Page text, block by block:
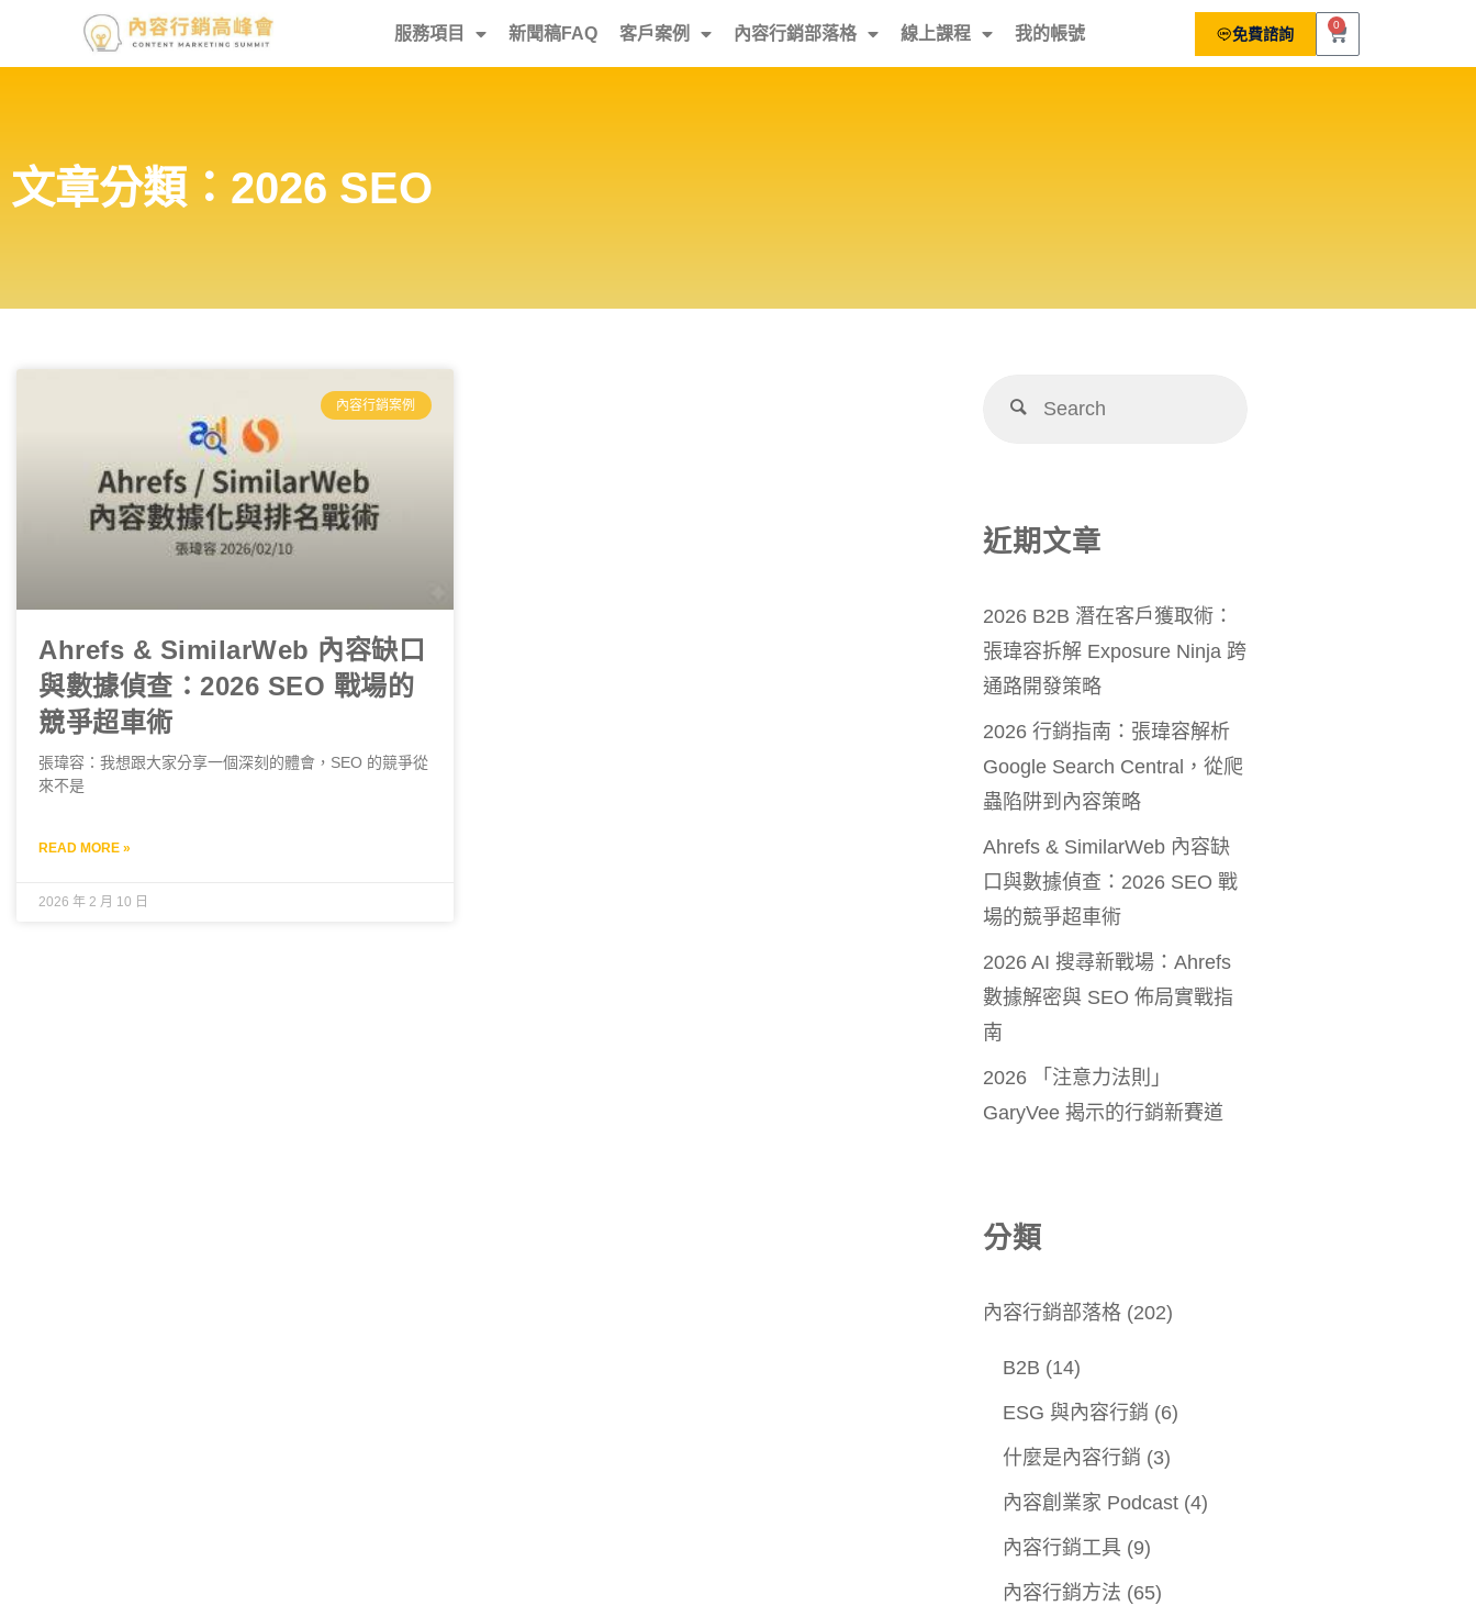
服務項目 新聞稿FAQ 客戶案例 內容行銷部落格 線上課程 我的帳號 免費諮詢
0
文章分類：2026 SEO
內容行銷案例
Ahrefs & SimilarWeb 內容缺口
與數據偵查：2026 SEO 戰場的
競爭超車術
張瑋容：我想跟大家分享一個深刻的體會，SEO 的競爭從
來不是
READ MORE »
2026 年 2 月 10 日
近期文章
2026 B2B 潛在客戶獲取術：
張瑋容拆解 Exposure Ninja 跨
通路開發策略
2026 行銷指南：張瑋容解析
Google Search Central，從爬
蟲陷阱到內容策略
Ahrefs & SimilarWeb 內容缺
口與數據偵查：2026 SEO 戰
場的競爭超車術
2026 AI 搜尋新戰場：Ahrefs
數據解密與 SEO 佈局實戰指
南
2026 「注意力法則」
GaryVee 揭示的行銷新賽道
分類
內容行銷部落格 (202)
B2B (14)
ESG 與內容行銷 (6)
什麼是內容行銷 (3)
內容創業家 Podcast (4)
內容行銷工具 (9)
內容行銷方法 (65)